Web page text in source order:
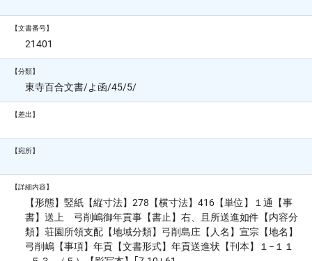
【文書番号】
21401
【分類】
東寺百合文書/よ函/45/5/
【差出】
【宛所】
【詳細内容】
【形態】竪紙【縦寸法】278【横寸法】416【単位】１通【事
書】送上 弓削嶋御年貢事【書止】右、且所送進如件【内容分
類】荘園所領支配【地域分類】弓削島庄【人名】宣宗【地名】
弓削嶋【事項】年貢【文書形式】年貢送進状【刊本】１−１１